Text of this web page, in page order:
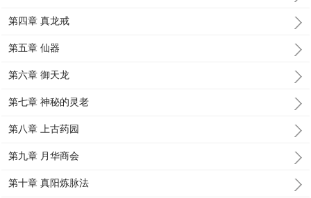
第四章 真龙戒
第五章 仙器
第六章 御天龙
第七章 神秘的灵老
第八章 上古药园
第九章 月华商会
第十章 真阳炼脉法